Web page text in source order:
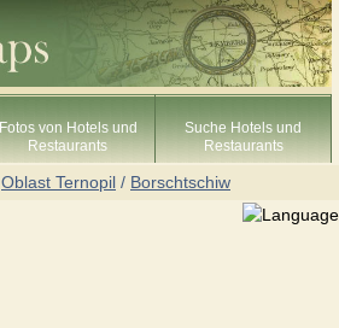
Fotos von Hotels und
Restaurants
Suche Hotels und
Restaurants
Oblast Ternopil / Borschtschiw